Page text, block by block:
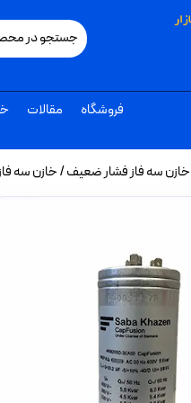
فروشگاه مقالات
خازن سه فاز فشار ضعیف/ خازن سه فاز فشار ضعیف